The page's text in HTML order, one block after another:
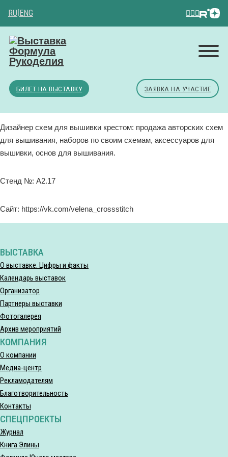
RU ENG
БИЛЕТ НА ВЫСТАВКУ ЗАЯВКА НА УЧАСТИЕ
Дизайнер схем для вышивки крестом: продажа авторских схем
для вышивания, наборов по своим схемам, аксессуаров для
вышивки, основ для вышивания.
Стенд №: A2.17
Сайт: https://vk.com/velena_crossstitch
ВЫСТАВКА
О выставке. Цифры и факты
Календарь выставок
Организатор
Партнеры выставки
Фотогалерея
Архив мероприятий
КОМПАНИЯ
О компании
Медиа-центр
Рекламодателям
Благотворительность
Контакты
СПЕЦПРОЕКТЫ
Журнал
Книга Элины